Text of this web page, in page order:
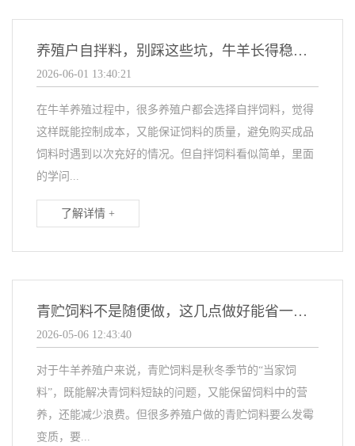
养殖户自拌料，别踩这些坑，牛羊长得稳不生病
2026-06-01 13:40:21
在牛羊养殖过程中，很多养殖户都会选择自拌饲料，觉得
这样既能控制成本，又能保证饲料的质量，避免购买成品
饲料时遇到以次充好的情况。但自拌饲料看似简单，里面
的学问...
了解详情 +
青贮饲料不是随便做，这几点做好能省一半成本
2026-05-06 12:43:40
对于牛羊养殖户来说，青贮饲料是秋冬季节的“当家饲
料”，既能解决青饲料短缺的问题，又能保留饲料中的营
养，还能减少浪费。但很多养殖户做的青贮饲料要么发霉
变质，要...